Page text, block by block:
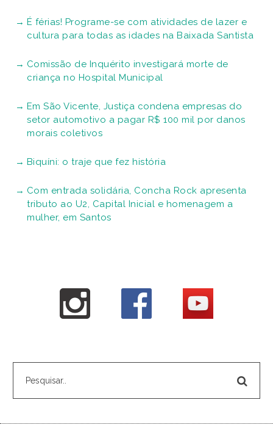
É férias! Programe-se com atividades de lazer e
cultura para todas as idades na Baixada Santista
Comissão de Inquérito investigará morte de
criança no Hospital Municipal
Em São Vicente, Justiça condena empresas do
setor automotivo a pagar R$ 100 mil por danos
morais coletivos
Biquíni: o traje que fez história
Com entrada solidária, Concha Rock apresenta
tributo ao U2, Capital Inicial e homenagem a
mulher, em Santos